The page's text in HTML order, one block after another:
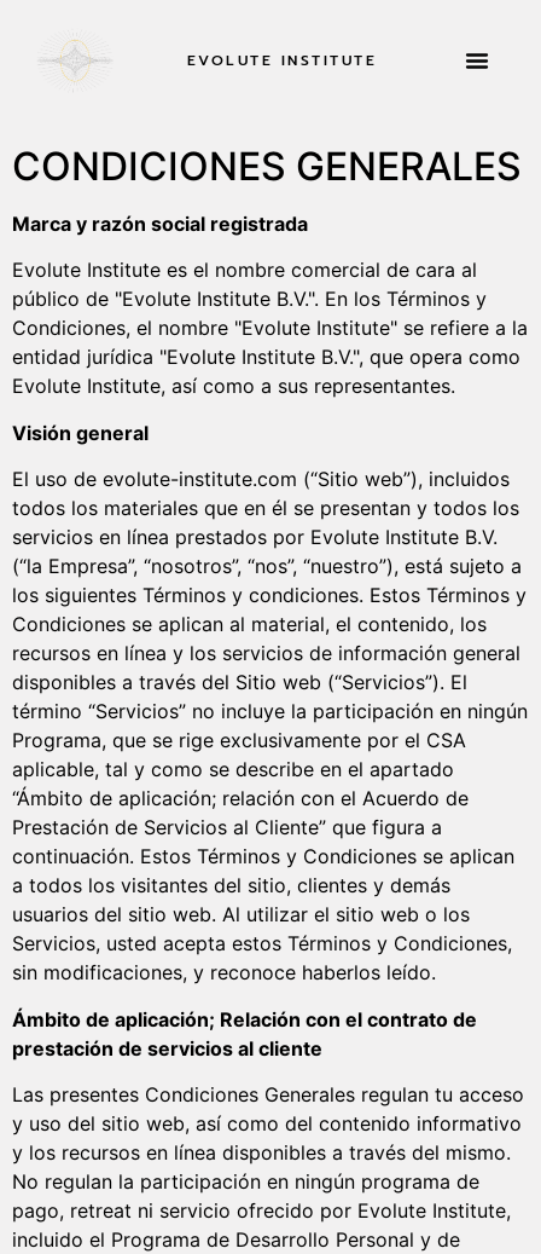
EVOLUTE INSTITUTE
CONDICIONES GENERALES
Marca y razón social registrada
Evolute Institute es el nombre comercial de cara al
público de "Evolute Institute B.V.". En los Términos y
Condiciones, el nombre "Evolute Institute" se refiere a la
entidad jurídica "Evolute Institute B.V.", que opera como
Evolute Institute, así como a sus representantes.
Visión general
El uso de evolute-institute.com (“Sitio web”), incluidos
todos los materiales que en él se presentan y todos los
servicios en línea prestados por Evolute Institute B.V.
(“la Empresa”, “nosotros”, “nos”, “nuestro”), está sujeto a
los siguientes Términos y condiciones. Estos Términos y
Condiciones se aplican al material, el contenido, los
recursos en línea y los servicios de información general
disponibles a través del Sitio web (“Servicios”). El
término “Servicios” no incluye la participación en ningún
Programa, que se rige exclusivamente por el CSA
aplicable, tal y como se describe en el apartado
“Ámbito de aplicación; relación con el Acuerdo de
Prestación de Servicios al Cliente” que figura a
continuación. Estos Términos y Condiciones se aplican
a todos los visitantes del sitio, clientes y demás
usuarios del sitio web. Al utilizar el sitio web o los
Servicios, usted acepta estos Términos y Condiciones,
sin modificaciones, y reconoce haberlos leído.
Ámbito de aplicación; Relación con el contrato de
prestación de servicios al cliente
Las presentes Condiciones Generales regulan tu acceso
y uso del sitio web, así como del contenido informativo
y los recursos en línea disponibles a través del mismo.
No regulan la participación en ningún programa de
pago, retreat ni servicio ofrecido por Evolute Institute,
incluido el Programa de Desarrollo Personal y de